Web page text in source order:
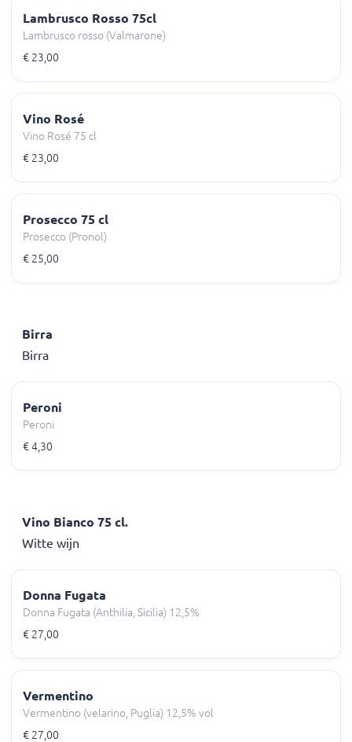
Lambrusco Rosso 75cl
Lambrusco rosso (Valmarone)
€ 23,00
Vino Rosé
Vino Rosé 75 cl
€ 23,00
Prosecco 75 cl
Prosecco (Pronol)
€ 25,00
Birra
Birra
Peroni
Peroni
€ 4,30
Vino Bianco 75 cl.
Witte wijn
Donna Fugata
Donna Fugata (Anthilia, Sicilia) 12,5%
€ 27,00
Vermentino
Vermentino (velarino, Puglia) 12,5% vol
€ 27,00